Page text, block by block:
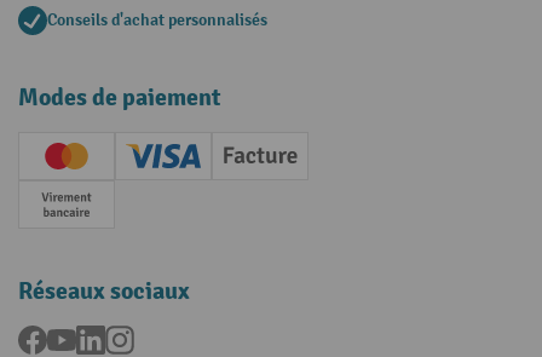
Conseils d'achat personnalisés
Modes de paiement
Creditcard (Master)Creditcard (Visa)
Facture
Paiement anticipé
Réseaux sociaux
Facebook
YouTubeLinkedInInstagram